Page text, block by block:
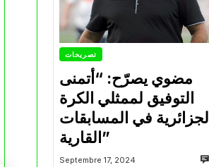
تصريحات
مضوي يصرّح: “أتمنى
التوفيق لممثلي الكرة
الجزائرية في المسابقات
القارية”
Septembre 17, 2024